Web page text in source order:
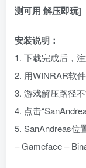
测可用 解压即玩]
安装说明：
1. 下载完成后，
2. 用WINRAR软
3. 游戏解压路径
4. 点击
5. SanAndreas位
– Gameface –